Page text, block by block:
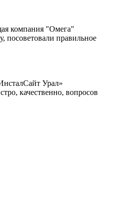
компания "Омега"
посоветовали правильное
Урал»
качественно, вопросов